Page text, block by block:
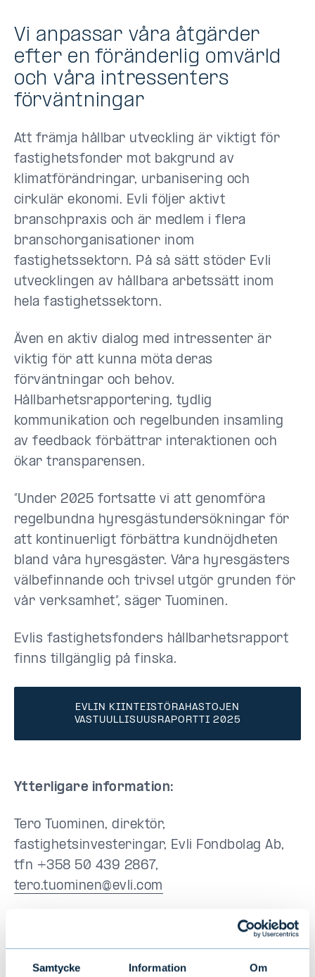
Samtycke Information Om
Vi anpassar våra åtgärder
efter en föränderlig omvärld
och våra intressenters
förväntningar
Att främja hållbar utveckling är viktigt för
fastighetsfonder mot bakgrund av
klimatförändringar, urbanisering och
cirkulär ekonomi. Evli följer aktivt
branschpraxis och är medlem i flera
branschorganisationer inom
fastighetssektorn. På så sätt stöder Evli
utvecklingen av hållbara arbetssätt inom
hela fastighetssektorn.
Även en aktiv dialog med intressenter är
viktig för att kunna möta deras
förväntningar och behov.
Hållbarhetsrapportering, tydlig
kommunikation och regelbunden insamling
av feedback förbättrar interaktionen och
ökar transparensen.
”Under 2025 fortsatte vi att genomföra
regelbundna hyresgästundersökningar för
att kontinuerligt förbättra kundnöjdheten
bland våra hyresgäster. Våra hyresgästers
välbefinnande och trivsel utgör grunden för
vår verksamhet”, säger Tuominen.
Evlis fastighetsfonders hållbarhetsrapport
finns tillgänglig på finska.
EVLIN KIINTEISTÖRAHASTOJEN
VASTUULLISUUSRAPORTTI 2025
Ytterligare information:
Tero Tuominen, direktör,
fastighetsinvesteringar, Evli Fondbolag Ab,
tfn +358 50 439 2867,
tero.tuominen@evli.com